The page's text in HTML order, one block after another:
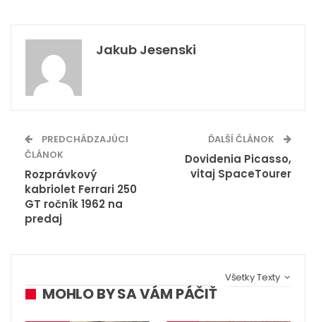
Jakub Jesenski
PREDCHÁDZAJÚCI
ČLÁNOK
Rozprávkový
kabriolet Ferrari 250
GT ročník 1962 na
predaj
ĎALŠÍ ČLÁNOK
Dovidenia Picasso,
vitaj SpaceTourer
Všetky Texty
MOHLO BY SA VÁM PÁČIŤ